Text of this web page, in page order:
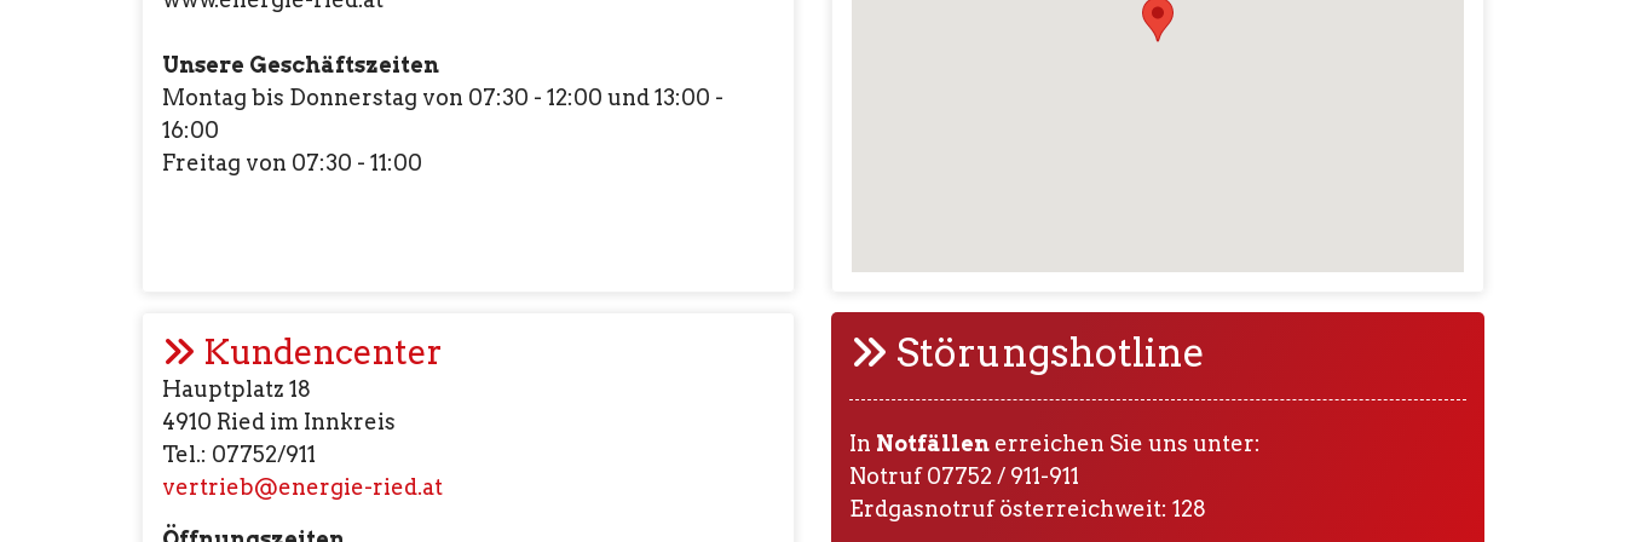
Unsere Geschäftszeiten
Montag bis Donnerstag von 07:30 - 12:00 und 13:00 -
16:00
Freitag von 07:30 - 11:00
Kundencenter
Hauptplatz 18
4910 Ried im Innkreis
Tel.: 07752/911
vertrieb@energie-ried.at
Störungshotline
In Notfällen erreichen Sie uns unter:
Notruf 07752 / 911-911
Erdgasnotruf österreichweit: 128